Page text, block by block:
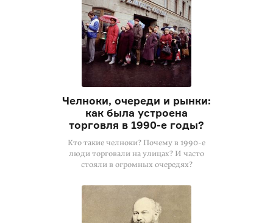
Челноки, очереди и рынки:
как была устроена
торговля в 1990-е годы?
Кто такие челноки? Почему в 1990-е
люди торговали на улицах? И часто
стояли в огромных очередях?